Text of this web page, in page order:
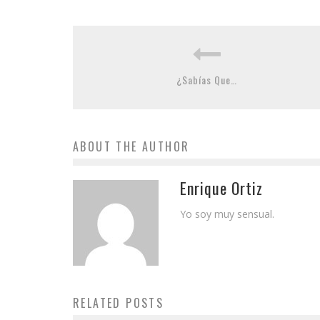
¿Sabías Que…
ABOUT THE AUTHOR
Enrique Ortiz
Yo soy muy sensual.
RELATED POSTS